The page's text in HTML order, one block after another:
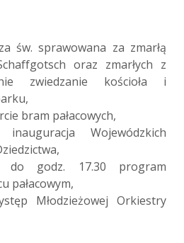
św. sprawowana za zmarłą
oraz zmarłych z
zwiedzanie kościoła i
bram pałacowych,
Wojewódzkich
do godz. 17.30 program
pałacowym,
Młodzieżowej Orkiestry